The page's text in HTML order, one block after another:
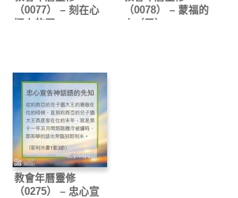
（0077） – 刻在心
版上的罪
（0078） – 蒙福的
人（三）
教會年曆靈修
（0275） – 忠心宣